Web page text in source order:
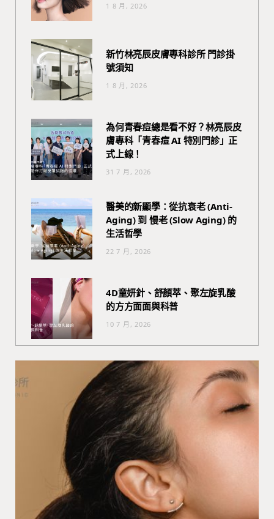
1 8 月, 2026
新竹林亮辰皮膚專科診所 門診掛
號須知
1 8 月, 2026
為何青春痘總是看不好？林亮辰皮
膚專科「青春痘 AI 特別門診」正
式上線！
31 7 月, 2026
醫美的新顯學：從抗衰老 (Anti-
Aging) 到 慢老 (Slow Aging) 的
生活哲學
22 7 月, 2026
4D童妍針、舒顏萃、聚左旋乳酸
的方方面面與科普
10 7 月, 2026